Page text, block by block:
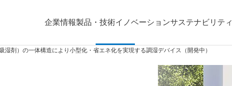
企業情報製品・技術イノベーションサステナビリティ
湿剤）の一体構造により小型化・省エネ化を実現する調湿デバイス（開発中）